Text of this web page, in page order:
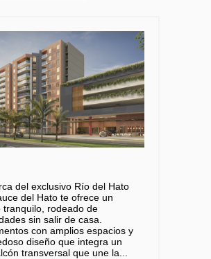
del exclusivo Río del Hato
del Hato te ofrece un
tranquilo, rodeado de
sin salir de casa.
con amplios espacios y
diseño que integra un
transversal que une la